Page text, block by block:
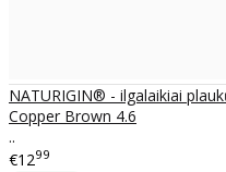
NATURIGIN® - ilgalaikiai
Copper Brown 4.6
..
€1299